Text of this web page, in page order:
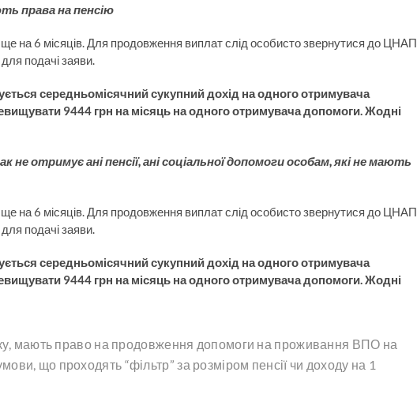
права на пенсію
на 6 місяців. Для продовження виплат слід особисто звернутися до ЦНАП
подачі заяви.
середньомісячний сукупний дохід на одного отримувача
9444 грн на місяць на одного отримувача допомоги. Жодні
не отримує ані пенсії, ані соціальної допомоги особам, які не мають
на 6 місяців. Для продовження виплат слід особисто звернутися до ЦНАП
подачі заяви.
середньомісячний сукупний дохід на одного отримувача
9444 грн на місяць на одного отримувача допомоги. Жодні
мають право на продовження допомоги на проживання ВПО на
що проходять “фільтр” за розміром пенсії чи доходу на 1